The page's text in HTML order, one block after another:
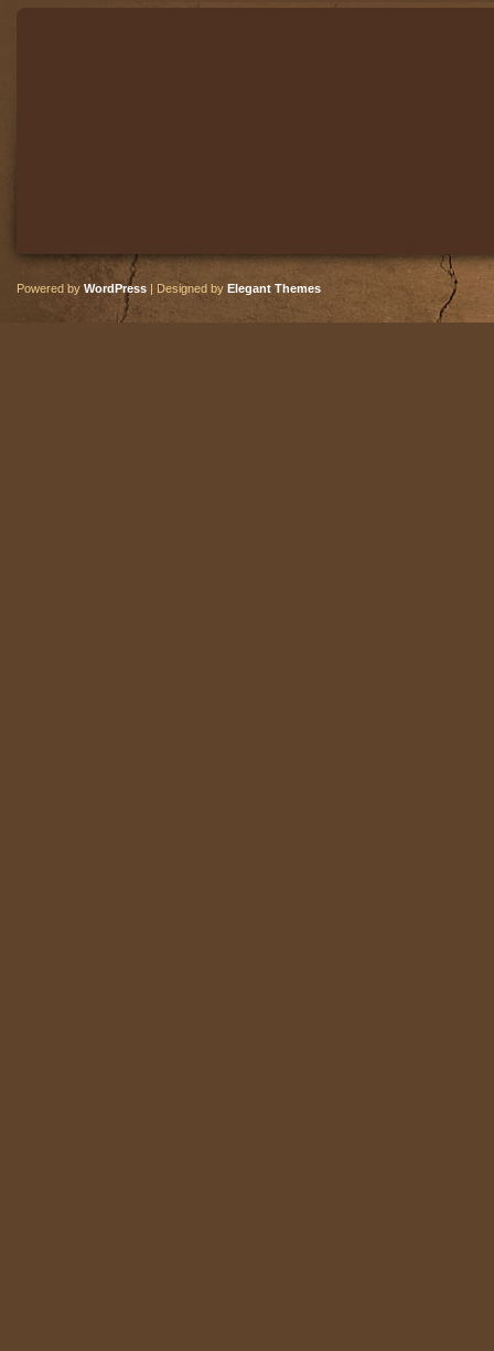
Powered by WordPress | Designed by Elegant Themes